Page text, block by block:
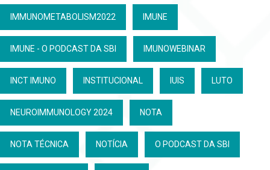
IMMUNOMETABOLISM2022 IMUNE
IMUNE - O PODCAST DA SBI IMUNOWEBINAR
INCT IMUNO INSTITUCIONAL IUIS LUTO
NEUROIMMUNOLOGY 2024 NOTA
NOTA TÉCNICA NOTÍCIA O PODCAST DA SBI